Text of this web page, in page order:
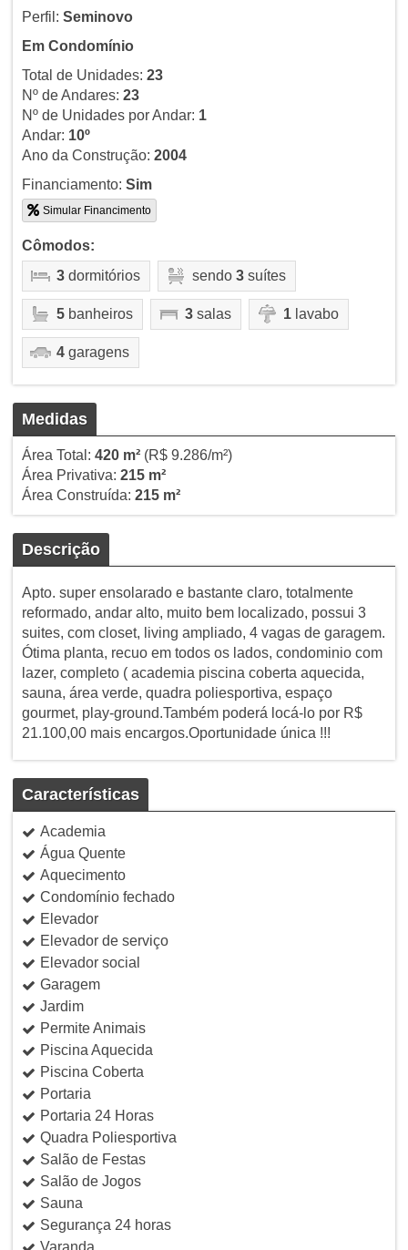
Perfil: Seminovo
Em Condomínio
Total de Unidades: 23
Nº de Andares: 23
Nº de Unidades por Andar: 1
Andar: 10º
Ano da Construção: 2004
Financiamento: Sim
Simular Financimento
Cômodos:
3dormitórios sendo 3suítes
5banheiros 3salas 1lavabo
4garagens
Medidas
Área Total: 420 m²(R$ 9.286/m²)
Área Privativa: 215 m²
Área Construída: 215 m²
Descrição
Apto. super ensolarado e bastante claro, totalmente
reformado, andar alto, muito bem localizado, possui 3
suites, com closet, living ampliado, 4 vagas de garagem.
Ótima planta, recuo em todos os lados, condominio com
lazer, completo ( academia piscina coberta aquecida,
sauna, área verde, quadra poliesportiva, espaço
gourmet, play-ground.Também poderá locá-lo por R$
21.100,00 mais encargos.Oportunidade única !!!
Características
Academia
Água Quente
Aquecimento
Condomínio fechado
Elevador
Elevador de serviço
Elevador social
Garagem
Jardim
Permite Animais
Piscina Aquecida
Piscina Coberta
Portaria
Portaria 24 Horas
Quadra Poliesportiva
Salão de Festas
Salão de Jogos
Sauna
Segurança 24 horas
Varanda